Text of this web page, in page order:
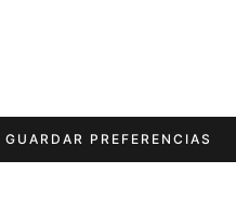
GUARDAR PREFERENCIAS